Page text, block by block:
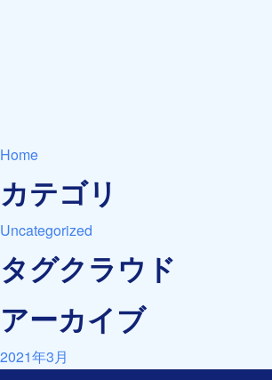
Home
カテゴリ
Uncategorized
タグクラウド
アーカイブ
2021年3月